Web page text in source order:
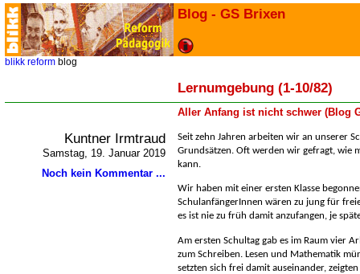
Blog - GS Brixen
blikk reform blog
Lernumgebung (1-10/82)
Aller Anfang ist nicht schwer (Blog
Kuntner Irmtraud
Samstag, 19. Januar 2019
Noch kein Kommentar ...
Seit zehn Jahren arbeiten wir an unserer
Grundsätzen. Oft werden wir gefragt, wie
kann.
Wir haben mit einer ersten Klasse
SchulanfängerInnen wären zu jung für
es ist nie zu früh damit anzufangen, je
Am ersten Schultag gab es im Raum vier
zum Schreiben. Lesen und Mathematik
setzten sich frei damit auseinander,